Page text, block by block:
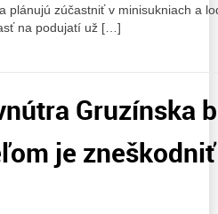
plánujú zúčastniť v minisukniach a
na podujatí už […]
Gruzínska
je